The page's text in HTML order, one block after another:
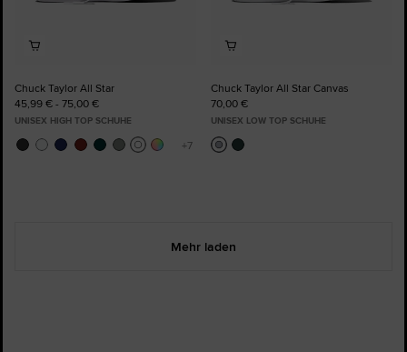
Chuck Taylor All Star
45,99 € - 75,00 €
UNISEX HIGH TOP SCHUHE
Chuck Taylor All Star Canvas
70,00 €
UNISEX LOW TOP SCHUHE
Mehr laden